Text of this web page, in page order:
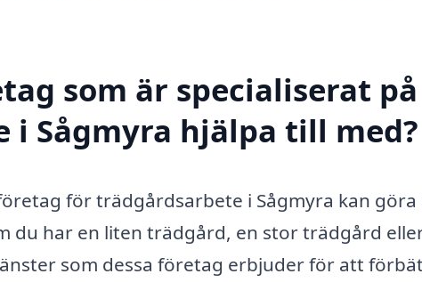
som är specialiserat på
i Sågmyra hjälpa till med?
för trädgårdsarbete i Sågmyra kan göra
du har en liten trädgård, en stor trädgård
som dessa företag erbjuder för att